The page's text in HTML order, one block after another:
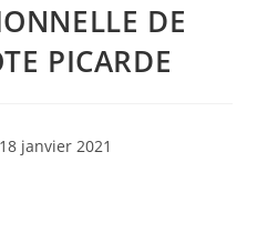
DE
PICARDE
janvier 2021